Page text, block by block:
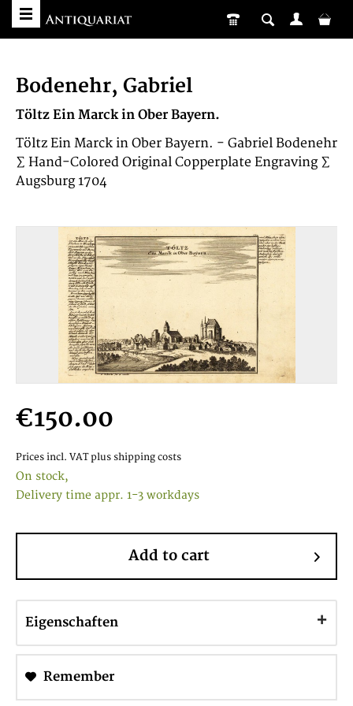
Bodenehr, Gabriel
Töltz Ein Marck in Ober Bayern.
Töltz Ein Marck in Ober Bayern. - Gabriel Bodenehr
∑ Hand-Colored Original Copperplate Engraving ∑
Augsburg 1704
€150.00
Prices incl. VAT plus shipping costs
On stock,
Delivery time appr. 1-3 workdays
Add to cart
Eigenschaften
Remember